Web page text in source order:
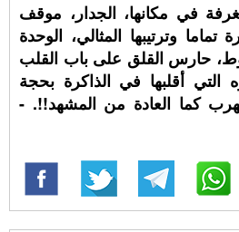
في مكانها، الجدار، موقف
تماما وترتيبها المثالي، الوحدة
حارس القلق على باب القلب
التي أقلبها في الذاكرة بحجة
كما العادة من المشهد!!. -